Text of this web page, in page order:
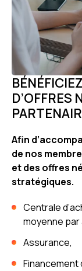
D’OFFRES
Afin
de nos
et des offres
stratégiques.
Centrale
moyenne par
Assurance,
Financement